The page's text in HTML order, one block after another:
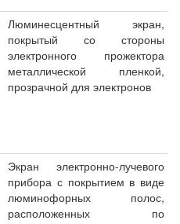
Люминесцентный экран,
покрытый со стороны
электронного прожектора
металлической пленкой,
прозрачной для электронов
Экран электронно-лучевого
прибора с покрытием в виде
люминофорных полос,
расположенных по